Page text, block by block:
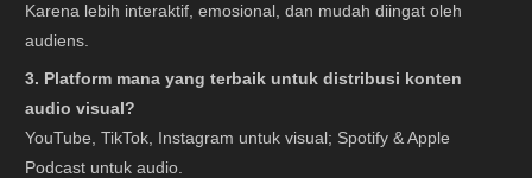
Karena lebih interaktif, emosional, dan mudah diingat oleh
audiens.
3. Platform mana yang terbaik untuk distribusi konten
audio visual?
YouTube, TikTok, Instagram untuk visual; Spotify & Apple
Podcast untuk audio.